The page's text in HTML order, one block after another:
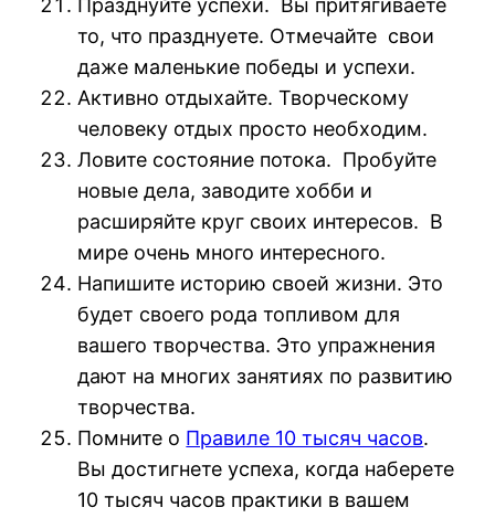
Празднуйте успехи. Вы притягиваете
то, что празднуете. Отмечайте свои
даже маленькие победы и успехи.
Активно отдыхайте. Творческому
человеку отдых просто необходим.
Ловите состояние потока. Пробуйте
новые дела, заводите хобби и
расширяйте круг своих интересов. В
мире очень много интересного.
Напишите историю своей жизни. Это
будет своего рода топливом для
вашего творчества. Это упражнения
дают на многих занятиях по развитию
творчества.
Помните о Правиле 10 тысяч часов.
Вы достигнете успеха, когда наберете
10 тысяч часов практики в вашем